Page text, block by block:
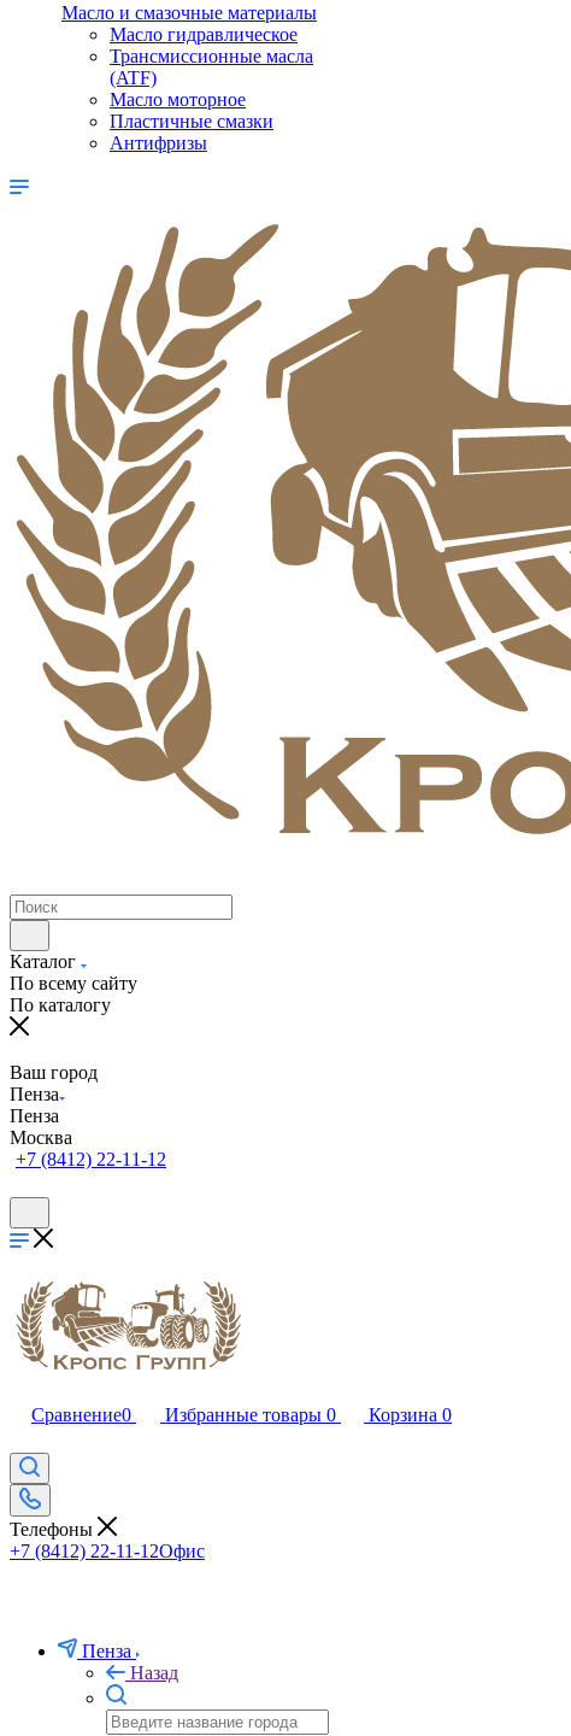
Масло и смазочные материалы
Масло гидравлическое
Трансмиссионные масла
(ATF)
Масло моторное
Пластичные смазки
Антифризы
Каталог
По всему сайту
По каталогу
Ваш город
Пенза
Пенза
Москва
+7 (8412) 22-11-12
Сравнение0 Избранные товары 0 Корзина 0
Телефоны
+7 (8412) 22-11-12Офис
Пенза
Назад